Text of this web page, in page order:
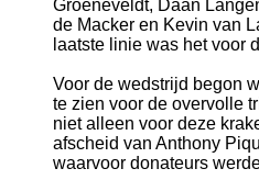
Groeneveldt, Daan
de Macker en Kevin van
laatste linie was het voor
Voor de wedstrijd begon
te zien voor de overvolle
niet alleen voor deze
afscheid van Anthony
waarvoor donateurs